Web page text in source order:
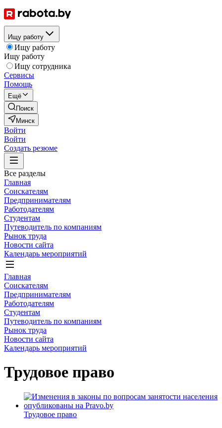
Ищу работу
Ищу работу
Ищу работу
Ищу сотрудника
Сервисы
Помощь
Ещё
Поиск
Минск
Войти
Войти
Создать резюме
Все разделы
Главная
Соискателям
Предпринимателям
Работодателям
Студентам
Путеводитель по компаниям
Рынок труда
Новости сайта
Календарь мероприятий
Главная
Соискателям
Предпринимателям
Работодателям
Студентам
Путеводитель по компаниям
Рынок труда
Новости сайта
Календарь мероприятий
Трудовое право
Трудовое право